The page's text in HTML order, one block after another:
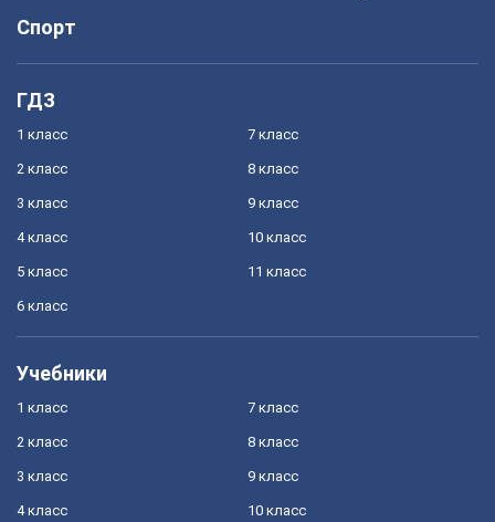
Спорт
ГДЗ
1 класс
2 класс
3 класс
4 класс
5 класс
6 класс
7 класс
8 класс
9 класс
10 класс
11 класс
Учебники
1 класс
2 класс
3 класс
4 класс
7 класс
8 класс
9 класс
10 класс